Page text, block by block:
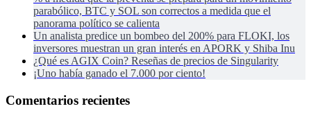
parabólico, BTC y SOL son correctos a medida que el
panorama político se calienta
Un analista predice un bombeo del 200% para FLOKI, los
inversores muestran un gran interés en APORK y Shiba Inu
¿Qué es AGIX Coin? Reseñas de precios de Singularity
¡Uno había ganado el 7.000 por ciento!
Comentarios recientes